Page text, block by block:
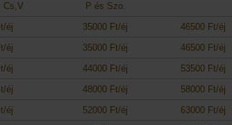
Cs,V
P és Szo.
éj 35000 Ft/éj
46500 Ft/éj
éj 35000 Ft/éj
46500 Ft/éj
éj 44000 Ft/éj
53500 Ft/éj
éj 48000 Ft/éj
58000 Ft/éj
éj 52000 Ft/éj
63000 Ft/éj